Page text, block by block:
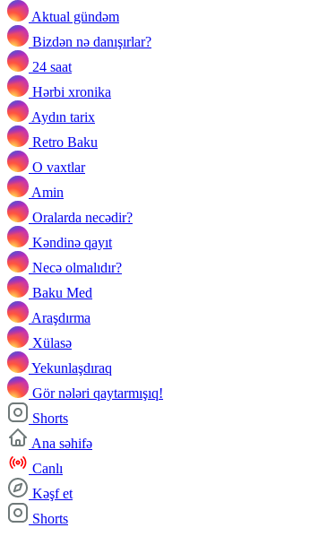
Aktual gündəm
Bizdən nə danışırlar?
24 saat
Hərbi xronika
Aydın tarix
Retro Baku
O vaxtlar
Amin
Oralarda necədir?
Kəndinə qayıt
Necə olmalıdır?
Baku Med
Araşdırma
Xülasə
Yekunlaşdıraq
Gör nələri qaytarmışıq!
Shorts
Ana səhifə
Canlı
Kəşf et
Shorts